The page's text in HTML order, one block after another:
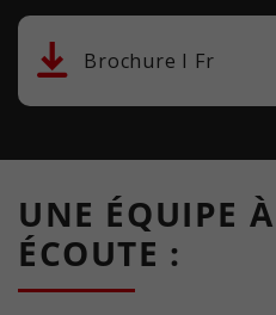
Brochure I Fr
UNE ÉQUIPE
ÉCOUTE :